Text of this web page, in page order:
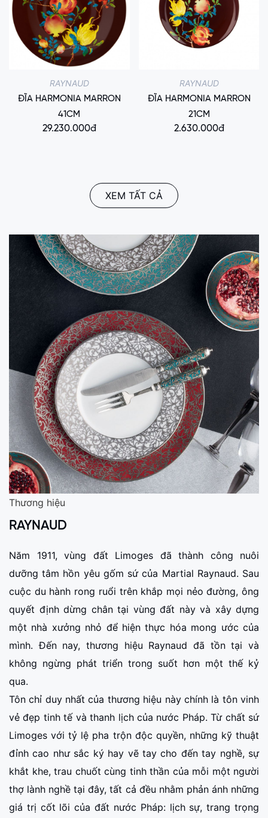
RAYNAUD
ĐĨA HARMONIA MARRON
41CM
29.230.000đ
RAYNAUD
ĐĨA HARMONIA MARRON
21CM
2.630.000đ
XEM TẤT CẢ
Thương hiệu
RAYNAUD
Năm 1911, vùng đất Limoges đã thành công nuôi
dưỡng tâm hồn yêu gốm sứ của Martial Raynaud. Sau
cuộc du hành rong ruổi trên khắp mọi nẻo đường, ông
quyết định dừng chân tại vùng đất này và xây dựng
một nhà xưởng nhỏ để hiện thực hóa mong ước của
mình. Đến nay, thương hiệu Raynaud đã tồn tại và
không ngừng phát triển trong suốt hơn một thế kỷ
qua.
Tôn chỉ duy nhất của thương hiệu này chính là tôn vinh
vẻ đẹp tinh tế và thanh lịch của nước Pháp. Từ chất sứ
Limoges với tỷ lệ pha trộn độc quyền, những kỹ thuật
đỉnh cao như sắc ký hay vẽ tay cho đến tay nghề, sự
khắt khe, trau chuốt cùng tinh thần của mỗi một người
thợ lành nghề tại đây, tất cả đều nhằm phản ánh những
giá trị cốt lõi của đất nước Pháp: lịch sự, trang trọng